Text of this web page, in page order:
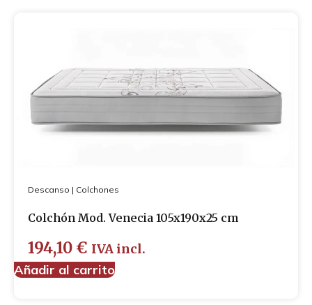
Descanso | Colchones
Colchón Mod. Venecia 105x190x25 cm
194,10 € IVA incl.
Añadir al carrito